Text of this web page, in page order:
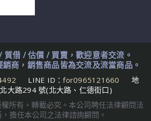
質借 / 估價 / 買賣，歡迎意者交流。
商，銷售商品皆為交流及流當商品。
LINE ID：for0965121660
地
大路294 號(北大路、仁德街口)
所有。轉載必究。本公司聘任法律顧問法
擔任本公司之法律諮詢顧問。